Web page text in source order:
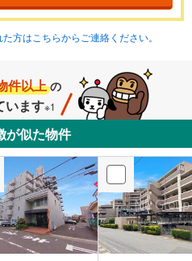
方はこちらからご連絡ください。
件以上 の
います※1
が似た物件